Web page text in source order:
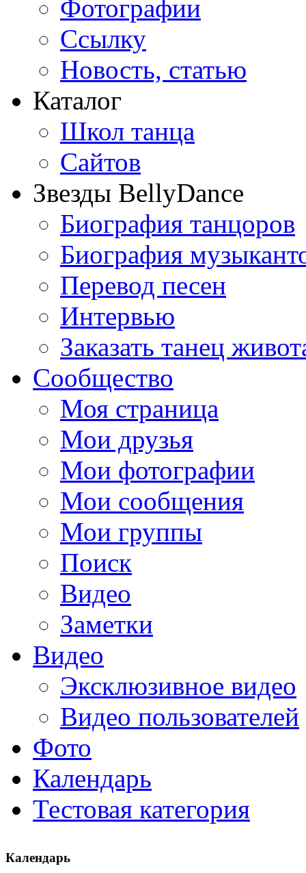
Фотографии
Ссылку
Новость, статью
Каталог
Школ танца
Сайтов
Звезды BellyDance
Биография танцоров
Биография
Перевод песен
Интервью
Заказать танец
Сообщество
Моя страница
Мои друзья
Мои фотографии
Мои сообщения
Мои группы
Поиск
Видео
Заметки
Видео
Эксклюзивное видео
Видео пользователей
Фото
Календарь
Тестовая категория
Календарь